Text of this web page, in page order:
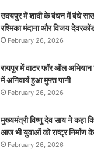
उदयपुर में शादी के बंधन में बंधे
रश्मिका मंदाना और विजय
February 26, 2026
रायपुर में वाटर फॉर ऑल
में अनिवार्य हुआ मुफ्त पानी
February 26, 2026
मुख्यमंत्री विष्णु देव साय ने कहा
आज भी युवाओं को राष्ट्र निर्माण
February 26, 2026